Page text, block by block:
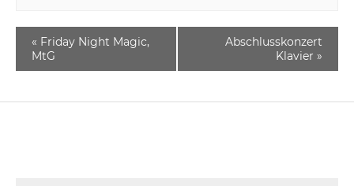
« Friday Night Magic,
MtG
Abschlusskonzert
Klavier »